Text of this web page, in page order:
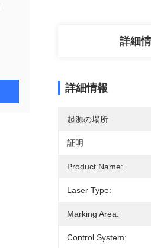
詳細
詳細情報
起源の場所
証明
Product Name:
Laser Type:
Marking Area:
Control System: